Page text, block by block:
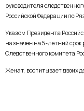
руководителя
Российской Федерации по
Указом Президента
назначен на 5-летний срок
Следственного комитета
Женат, воспитывает двоих